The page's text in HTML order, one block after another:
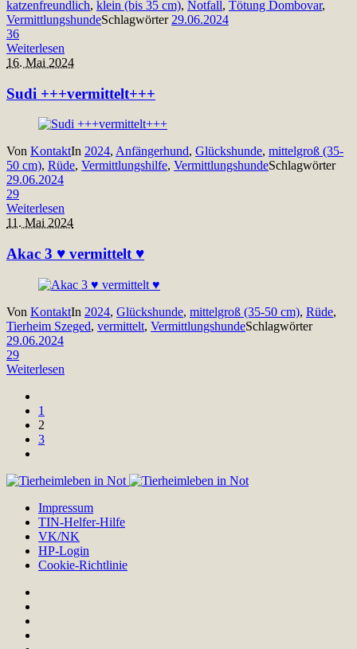
katzenfreundlich, klein (bis 35 cm), Notfall, Tötung Dombovar,
VermittlungshundeSchlagwörter 29.06.2024
36
Weiterlesen
16. Mai 2024
Sudi +++vermittelt+++
Von KontaktIn 2024, Anfängerhund, Glückshunde, mittelgroß (35-
50 cm), Rüde, Vermittlungshilfe, VermittlungshundeSchlagwörter
29.06.2024
29
Weiterlesen
11. Mai 2024
Akac 3 ♥ vermittelt ♥
Von KontaktIn 2024, Glückshunde, mittelgroß (35-50 cm), Rüde,
Tierheim Szeged, vermittelt, VermittlungshundeSchlagwörter
29.06.2024
29
Weiterlesen
1
2
3
Impressum
TIN-Helfer-Hilfe
VK/NK
HP-Login
Cookie-Richtlinie